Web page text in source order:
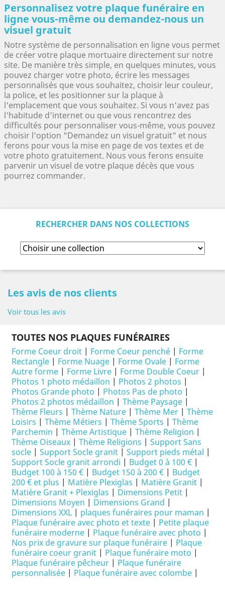
Personnalisez votre plaque funéraire en
ligne vous-même ou demandez-nous un
visuel gratuit
Notre système de personnalisation en ligne vous permet
de créer votre plaque mortuaire directement sur notre
site. De manière très simple, en quelques minutes, vous
pouvez charger votre photo, écrire les messages
personnalisés que vous souhaitez, choisir leur couleur,
la police, et les positionner sur la plaque à
l'emplacement que vous souhaitez. Si vous n'avez pas
l'habitude d'internet ou que vous rencontrez des
difficultés pour personnaliser vous-même, vous pouvez
choisir l'option "Demandez un visuel gratuit" et nous
ferons pour vous la mise en page de vos textes et de
votre photo gratuitement. Nous vous ferons ensuite
parvenir un visuel de votre plaque décès que vous
pourrez commander.
RECHERCHER DANS NOS COLLECTIONS
Les avis de nos clients
Voir tous les avis
TOUTES NOS PLAQUES FUNÉRAIRES
Forme Coeur droit | Forme Coeur penché | Forme
Rectangle | Forme Nuage | Forme Ovale | Forme
Autre forme | Forme Livre | Forme Double Coeur |
Photos 1 photo médaillon | Photos 2 photos |
Photos Grande photo | Photos Pas de photo |
Photos 2 photos médaillon | Thème Paysage |
Thème Fleurs | Thème Nature | Thème Mer | Thème
Loisirs | Thème Métiers | Thème Sports | Thème
Parchemin | Thème Artistique | Thème Religion |
Thème Oiseaux | Thème Religions | Support Sans
socle | Support Socle granit | Support pieds métal |
Support Socle granit arrondi | Budget 0 à 100 € |
Budget 100 à 150 € | Budget 150 à 200 € | Budget
200 € et plus | Matière Plexiglas | Matière Granit |
Matière Granit + Plexiglas | Dimensions Petit |
Dimensions Moyen | Dimensions Grand |
Dimensions XXL | plaques funéraires pour maman |
Plaque funéraire avec photo et texte | Petite plaque
funéraire moderne | Plaque funéraire avec photo |
Nos prix de gravure sur plaque funéraire | Plaque
funéraire coeur granit | Plaque funéraire moto |
Plaque funéraire pêcheur | Plaque funéraire
personnalisée | Plaque funéraire avec colombe |